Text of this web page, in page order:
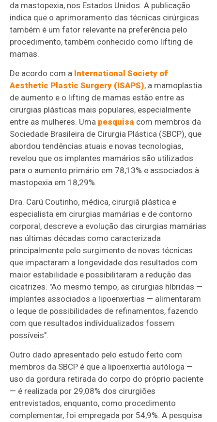
da mastopexia, nos Estados Unidos. A publicação
indica que o aprimoramento das técnicas cirúrgicas
também é um fator relevante na preferência pelo
procedimento, também conhecido como lifting de
mamas.
De acordo com a International Society of
Aesthetic Plastic Surgery (ISAPS), a mamoplastia
de aumento e o lifting de mamas estão entre as
cirurgias plásticas mais populares, especialmente
entre as mulheres. Uma pesquisa com membros da
Sociedade Brasileira de Cirurgia Plástica (SBCP), que
abordou tendências atuais e novas tecnologias,
revelou que os implantes mamários são utilizados
para o aumento primário em 78,13% e associados à
mastopexia em 18,29%.
Dra. Carú Coutinho, médica, cirurgiã plástica e
especialista em cirurgias mamárias e de contorno
corporal, descreve a evolução das cirurgias mamárias
nas últimas décadas como caracterizada
principalmente pelo surgimento de novas técnicas
que impactaram a longevidade dos resultados com
maior estabilidade e possibilitaram a redução das
cicatrizes. "Ao mesmo tempo, as cirurgias híbridas —
implantes associados a lipoenxertias — alimentaram
o leque de possibilidades de refinamentos, fazendo
com que resultados individualizados fossem
possíveis".
Outro dado apresentado pelo estudo feito com
membros da SBCP é que a lipoenxertia autóloga —
uso da gordura retirada do corpo do próprio paciente
— é realizada por 29,08% dos cirurgiões
entrevistados, enquanto, como procedimento
complementar, foi empregada por 54,9%. A pesquisa